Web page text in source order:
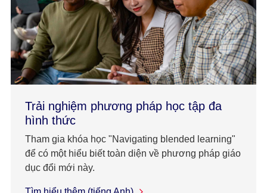
Trải nghiệm phương pháp học tập đa
hình thức
Tham gia khóa học "Navigating blended learning"
để có một hiểu biết toàn diện về phương pháp giáo
dục đổi mới này.